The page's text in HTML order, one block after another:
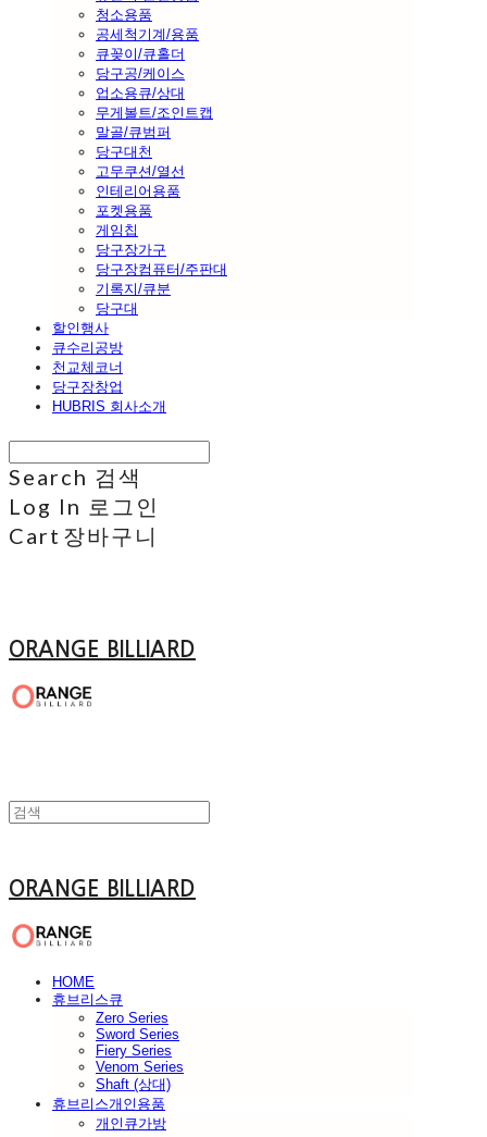
청소용품
공세척기계/용품
큐꽂이/큐홀더
당구공/케이스
업소용큐/상대
무게볼트/조인트캡
말골/큐범퍼
당구대천
고무쿠션/열선
인테리어용품
포켓용품
게임칩
당구장가구
당구장컴퓨터/주판대
기록지/큐분
당구대
할인행사
큐수리공방
천교체코너
당구장창업
HUBRIS 회사소개
Search 검색
Log In 로그인
Cart 장바구니
ORANGE BILLIARD
ORANGE BILLIARD
HOME
휴브리스큐
Zero Series
Sword Series
Fiery Series
Venom Series
Shaft (상대)
휴브리스개인용품
개인큐가방